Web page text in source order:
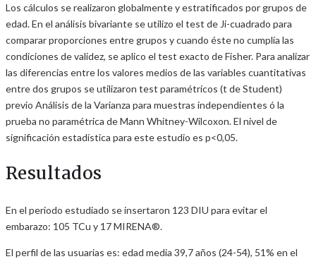
Los cálculos se realizaron globalmente y estratificados por grupos de
edad. En el análisis bivariante se utilizo el test de Ji-cuadrado para
comparar proporciones entre grupos y cuando éste no cumplía las
condiciones de validez, se aplico el test exacto de Fisher. Para analizar
las diferencias entre los valores medios de las variables cuantitativas
entre dos grupos se utilizaron test paramétricos (t de Student)
previo Análisis de la Varianza para muestras independientes ó la
prueba no paramétrica de Mann Whitney-Wilcoxon. El nivel de
significación estadística para este estudio es p<0,05.
Resultados
En el periodo estudiado se insertaron 123 DIU para evitar el
embarazo: 105 TCu y 17 MIRENA®.
El perfil de las usuarias es: edad media 39,7 años (24-54), 51% en el